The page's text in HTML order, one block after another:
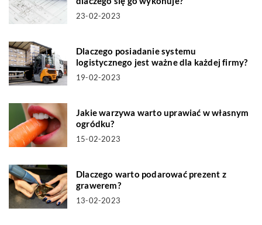
23-02-2023
Dlaczego posiadanie systemu
logistycznego jest ważne dla każdej firmy?
19-02-2023
Jakie warzywa warto uprawiać w własnym
ogródku?
15-02-2023
Dlaczego warto podarować prezent z
grawerem?
13-02-2023